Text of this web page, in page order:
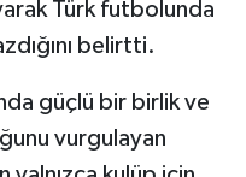
Türk futbolunda
belirtti.
güçlü bir birlik ve
vurgulayan